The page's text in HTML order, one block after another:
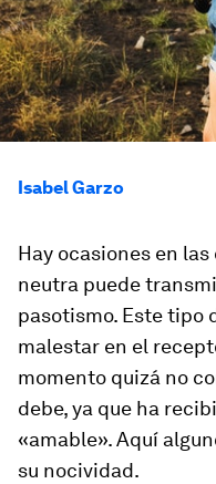
Isabel Garzo
Hay ocasiones en
neutra puede
pasotismo. Este tipo
malestar en el
momento quizá no
debe, ya que ha
«amable». Aquí
su nocividad.